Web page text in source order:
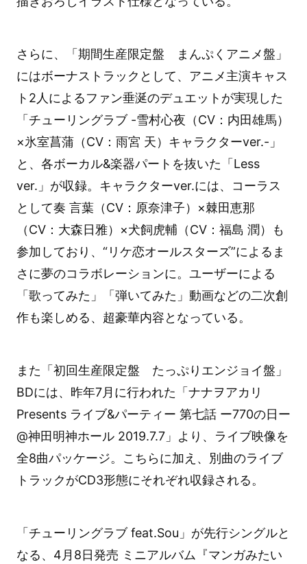
さらに、「期間生産限定盤 まんぷくアニメ盤」
にはボーナストラックとして、アニメ主演キャス
ト2人によるファン垂涎のデュエットが実現した
「チューリングラブ -雪村心夜（CV：内田雄馬）
×氷室菖蒲（CV：雨宮 天）キャラクターver.-」
と、各ボーカル&楽器パートを抜いた「Less
ver.」が収録。キャラクターver.には、コーラス
として奏 言葉（CV：原奈津子）×棘田恵那
（CV：大森日雅）×犬飼虎輔（CV：福島 潤）も
参加しており、“リケ恋オールスターズ”によるま
さに夢のコラボレーションに。ユーザーによる
「歌ってみた」「弾いてみた」動画などの二次創
作も楽しめる、超豪華内容となっている。
また「初回生産限定盤 たっぷりエンジョイ盤」
BDには、昨年7月に行われた「ナナヲアカリ
Presents ライブ&パーティー 第七話 ー770の日ー
@神田明神ホール 2019.7.7」より、ライブ映像を
全8曲パッケージ。こちらに加え、別曲のライブ
トラックがCD3形態にそれぞれ収録される。
「チューリングラブ feat.Sou」が先行シングルと
なる、4月8日発売 ミニアルバム『マンガみたい